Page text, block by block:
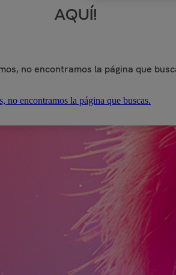
AQUÍ!
no encontramos la página que
no encontramos la página que buscas.